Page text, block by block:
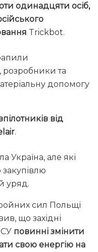
одинадцяти осіб,
Trickbot.
розробники та
допомогу
від
.
Україна, але які
уряд.
сил Польщі
що західні
повинні змінити
свою енергію на